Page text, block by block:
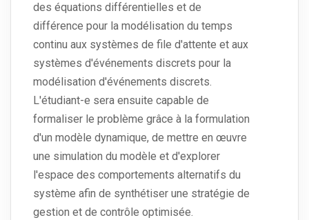
des équations différentielles et de
différence pour la modélisation du temps
continu aux systèmes de file d'attente et aux
systèmes d'événements discrets pour la
modélisation d'événements discrets.
L'étudiant-e sera ensuite capable de
formaliser le problème grâce à la formulation
d'un modèle dynamique, de mettre en œuvre
une simulation du modèle et d'explorer
l'espace des comportements alternatifs du
système afin de synthétiser une stratégie de
gestion et de contrôle optimisée.